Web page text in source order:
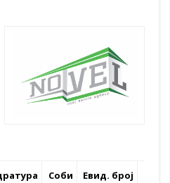
Соби
Евид. број